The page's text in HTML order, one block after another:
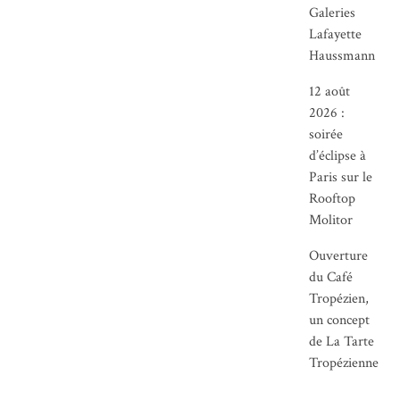
Galeries
Lafayette
Haussmann
12 août
2026 :
soirée
d’éclipse à
Paris sur le
Rooftop
Molitor
Ouverture
du Café
Tropézien,
un concept
de La Tarte
Tropézienne